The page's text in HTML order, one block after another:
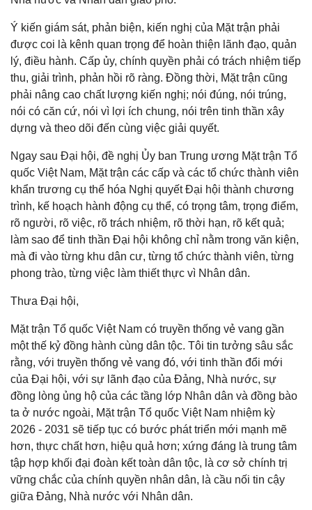
Ý kiến giám sát, phản biện, kiến nghị của Mặt trận phải
được coi là kênh quan trọng để hoàn thiện lãnh đạo, quản
lý, điều hành. Cấp ủy, chính quyền phải có trách nhiệm tiếp
thu, giải trình, phản hồi rõ ràng. Đồng thời, Mặt trận cũng
phải nâng cao chất lượng kiến nghị; nói đúng, nói trúng,
nói có căn cứ, nói vì lợi ích chung, nói trên tinh thần xây
dựng và theo dõi đến cùng việc giải quyết.
Ngay sau Đại hội, đề nghị Ủy ban Trung ương Mặt trận Tổ
quốc Việt Nam, Mặt trận các cấp và các tổ chức thành viên
khẩn trương cụ thể hóa Nghị quyết Đại hội thành chương
trình, kế hoạch hành động cụ thể, có trọng tâm, trọng điểm,
rõ người, rõ việc, rõ trách nhiệm, rõ thời hạn, rõ kết quả;
làm sao để tinh thần Đại hội không chỉ nằm trong văn kiện,
mà đi vào từng khu dân cư, từng tổ chức thành viên, từng
phong trào, từng việc làm thiết thực vì Nhân dân.
Thưa Đại hội,
Mặt trận Tổ quốc Việt Nam có truyền thống vẻ vang gần
một thế kỷ đồng hành cùng dân tộc. Tôi tin tưởng sâu sắc
rằng, với truyền thống vẻ vang đó, với tinh thần đổi mới
của Đại hội, với sự lãnh đạo của Đảng, Nhà nước, sự
đồng lòng ủng hộ của các tầng lớp Nhân dân và đồng bào
ta ở nước ngoài, Mặt trận Tổ quốc Việt Nam nhiệm kỳ
2026 - 2031 sẽ tiếp tục có bước phát triển mới mạnh mẽ
hơn, thực chất hơn, hiệu quả hơn; xứng đáng là trung tâm
tập hợp khối đại đoàn kết toàn dân tộc, là cơ sở chính trị
vững chắc của chính quyền nhân dân, là cầu nối tin cậy
giữa Đảng, Nhà nước với Nhân dân.